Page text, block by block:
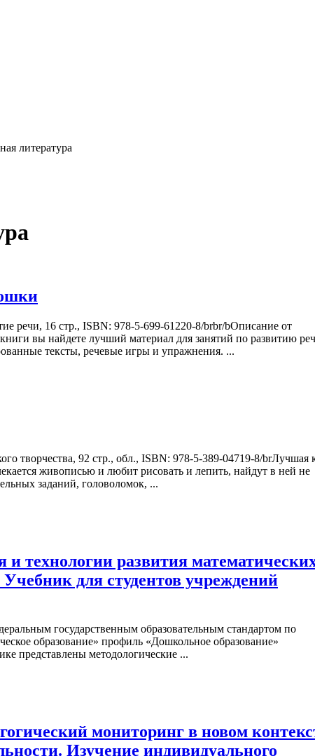
литература
речи, 16 стр., ISBN: 978-5-699-61220-8/brbr/bОписание от
вы найдете лучший материал для занятий по развитию
тексты, речевые игры и упражнения. ...
творчества, 92 стр., обл., ISBN: 978-5-389-04719-8/brЛучшая
живописью и любит рисовать и лепить, найдут в ней не
заданий, головоломок, ...
технологии развития
Учебник для студентов учреждений
государственным образовательным стандартом по
образование» профиль «Дошкольное образование»
представлены методологические ...
мониторинг в новом
Изучение индивидуального